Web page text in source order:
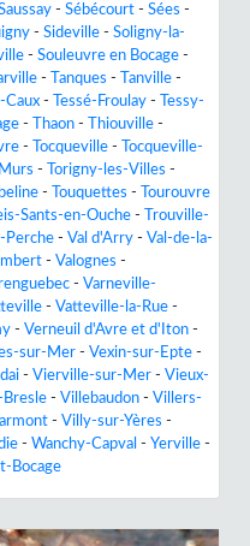
- Sébécourt - Sées -
- Sideville - Soligny-la-
- Souleuvre en Bocage -
- Tanques - Tanville -
Caux - Tessé-Froulay -
Tessy-
- Thaon - Thiouville -
- Tocqueville -
Tocqueville-
- Torigny-les-Villes -
- Touquettes -
Tourouvre
Sants-en-Ouche -
Trouville-
Perche - Val d'Arry - Val-de-la-
- Valognes -
- Varneville-
- Vatteville-la-Rue -
- Verneuil d'Avre et d'Iton -
sur-Mer - Vexin-sur-Epte -
- Vierville-sur-Mer - Vieux-
Bresle - Villebaudon - Villers-
- Villy-sur-Yères -
- Wanchy-Capval - Yerville -
Bocage